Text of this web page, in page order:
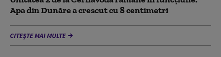
Apa din Dunăre a crescut cu 8 centimetri
CITEȘTE MAI MULTE